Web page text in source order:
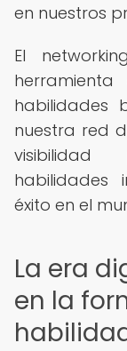
en nuestros
El
habilidades
nuestra red
visibilidad
habilidades
éxito en el
La era
en la